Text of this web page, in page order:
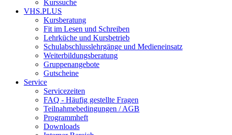
Kurssuche
VHS.PLUS
Kursberatung
Fit im Lesen und Schreiben
Lehrküche und Kursbetrieb
Schulabschlusslehrgänge und Medieneinsatz
Weiterbildungsberatung
Gruppenangebote
Gutscheine
Service
Servicezeiten
FAQ - Häufig gestellte Fragen
Teilnahmebedingungen / AGB
Programmheft
Downloads